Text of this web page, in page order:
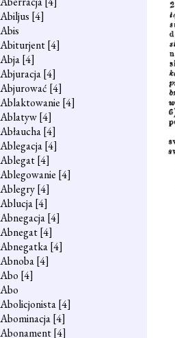
Abiljus [4]
Abis
Abiturjent[4]
Abja[4]
Abjuracja[4]
Abjurować [4]
Ablaktowanie [4]
Ablatyw[4]
Abłaucha[4]
Ablegacja[4]
Ablegat[4]
Ablegowanie [4]
Ablegry[4]
Ablucja[4]
Abnegacja[4]
Abnegat[4]
Abnegatka[4]
Abnoba[4]
Abo [4]
Abo
Abolicjonista[4]
Abominacja[4]
Abonament[4]